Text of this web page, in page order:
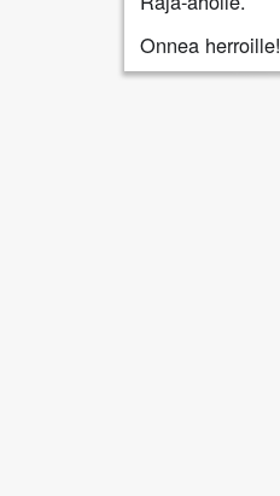
Onnea herroille!